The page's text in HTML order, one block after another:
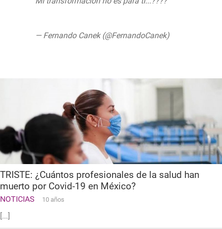
— Fernando Canek (@FernandoCanek)
TRISTE: ¿Cuántos profesionales de la salud han
muerto por Covid-19 en México?
NOTICIAS 10 años
[...]